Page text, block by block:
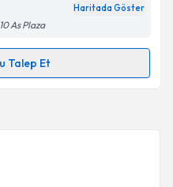
ilişkin
Aydınlatma
verilerimin belirtilen
kabul ediyorum.
Haritada Göster
As Plaza
Talep Et
e-posta ile